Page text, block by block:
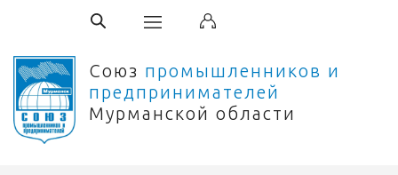
Союз промышленников и
предпринимателей
Мурманской области